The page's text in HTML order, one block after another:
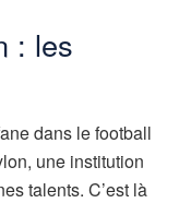
: les
dans le football
une institution
talents. C’est là